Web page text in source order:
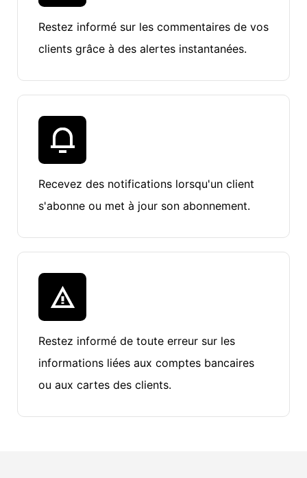
Restez informé sur les commentaires de vos
clients grâce à des alertes instantanées.
Recevez des notifications lorsqu'un client
s'abonne ou met à jour son abonnement.
Restez informé de toute erreur sur les
informations liées aux comptes bancaires
ou aux cartes des clients.